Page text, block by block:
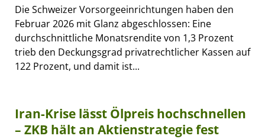
Die Schweizer Vorsorgeeinrichtungen haben den
Februar 2026 mit Glanz abgeschlossen: Eine
durchschnittliche Monatsrendite von 1,3 Prozent
trieb den Deckungsgrad privatrechtlicher Kassen auf
122 Prozent, und damit ist...
Iran-Krise lässt Ölpreis hochschnellen
– ZKB hält an Aktienstrategie fest